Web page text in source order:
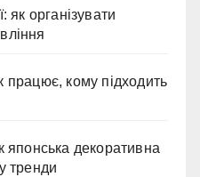
як організувати
працює, кому підходить
японська декоративна
тренди